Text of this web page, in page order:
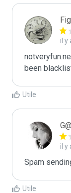
il y
been
Utile
il y
Spam
Utile